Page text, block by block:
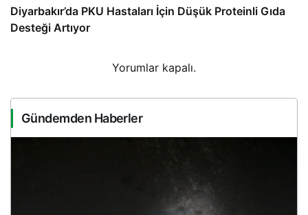
Diyarbakır’da PKU Hastaları İçin Düşük Proteinli Gıda
Desteği Artıyor
Yorumlar kapalı.
Gündemden Haberler